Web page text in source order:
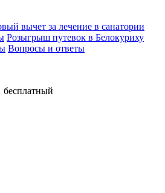
вычет за лечение в санатории
Розыгрыш путевок в Белокуриху
Вопросы и ответы
бесплатный